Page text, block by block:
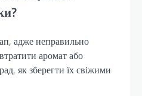
адже неправильно
аромат або
як зберегти їх свіжими